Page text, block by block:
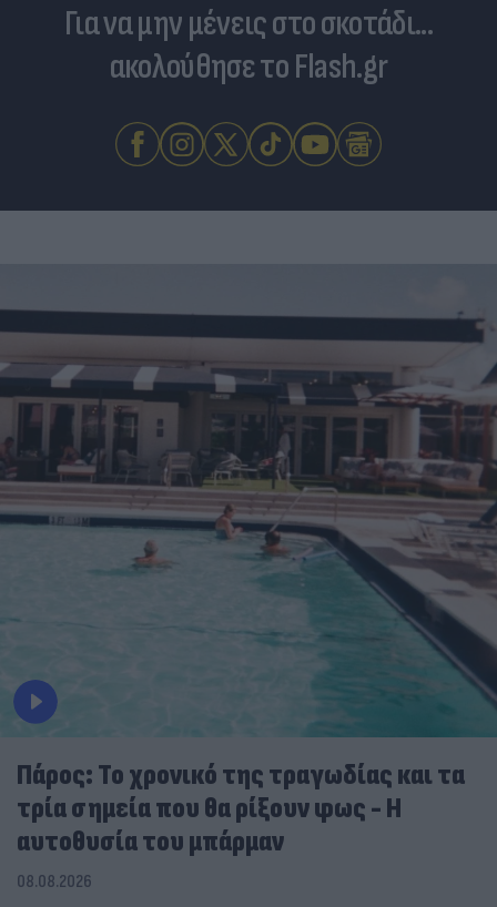
Για να μην μένεις στο σκοτάδι...
ακολούθησε το Flash.gr
Πάρος: Το χρονικό της τραγωδίας και τα
τρία σημεία που θα ρίξουν φως - Η
αυτοθυσία του μπάρμαν
08.08.2026